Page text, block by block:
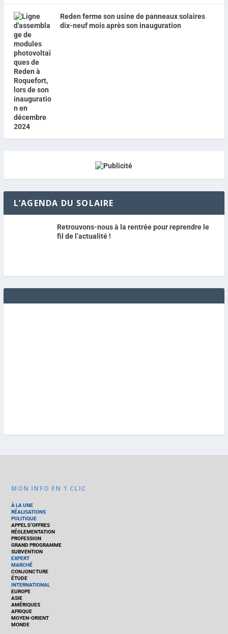
Reden ferme son usine de panneaux solaires
dix-neuf mois après son inauguration
L’AGENDA DU SOLAIRE
Retrouvons-nous à la rentrée pour reprendre le
fil de l’actualité !
MON INFO EN 1 CLIC
À LA UNE
RÉALISATIONS
POLITIQUE
APPEL D’OFFRES
RÉGLEMENTATION
PROFESSION
GRAND PROGRAMME
SUBVENTION
EXPERT
MARCHÉ
CONJONCTURE
ÉTUDE
INTERNATIONAL
EUROPE
ASIE
AMÉRIQUES
AFRIQUE
MOYEN-ORIENT
MONDE